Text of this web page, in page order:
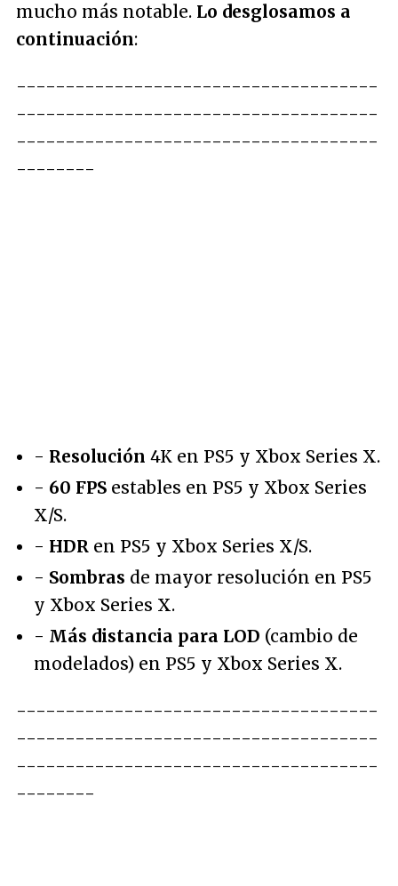
mucho más notable. Lo desglosamos a
continuación:
-------------------------------------
-------------------------------------
-------------------------------------
--------
- Resolución 4K en PS5 y Xbox Series X.
- 60 FPS estables en PS5 y Xbox Series
X/S.
- HDR en PS5 y Xbox Series X/S.
- Sombras de mayor resolución en PS5
y Xbox Series X.
- Más distancia para LOD (cambio de
modelados) en PS5 y Xbox Series X.
-------------------------------------
-------------------------------------
-------------------------------------
--------